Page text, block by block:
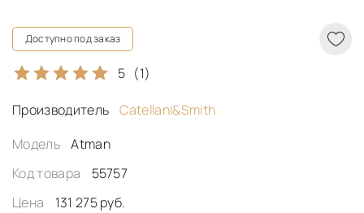
Доступно под заказ
5 (1)
Производитель
Catellani&Smith
Модель
Atman
Код товара
55757
Цена
131 275 руб.